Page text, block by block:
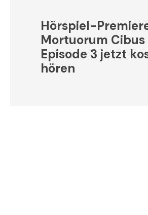
Hörspiel-
Mortuorum Cibus
Episode 3 jetzt
hören